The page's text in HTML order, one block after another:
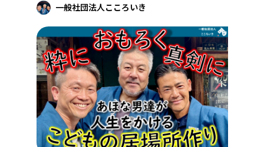
近畿
中国
四国
九州・沖縄
地域からさがす
北海道・東北
北海道 青森 岩手 宮城 秋田 山形
茨城 栃木 群馬 埼玉 千葉 東京
富山 石川 福井 山梨 長野
滋賀 京都 大阪 兵庫 奈良
一般社団法人こころいき